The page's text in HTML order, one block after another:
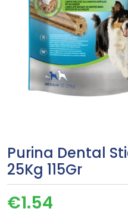
Purina Dental
25Kg 115Gr
€1.54